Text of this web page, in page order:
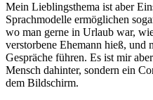
Mein Lieblingsthema ist aber
Sprachmodelle ermöglichen
wo man gerne in Urlaub war,
verstorbene Ehemann hieß,
Gespräche führen. Es ist mir
Mensch dahinter, sondern ein
dem Bildschirm.